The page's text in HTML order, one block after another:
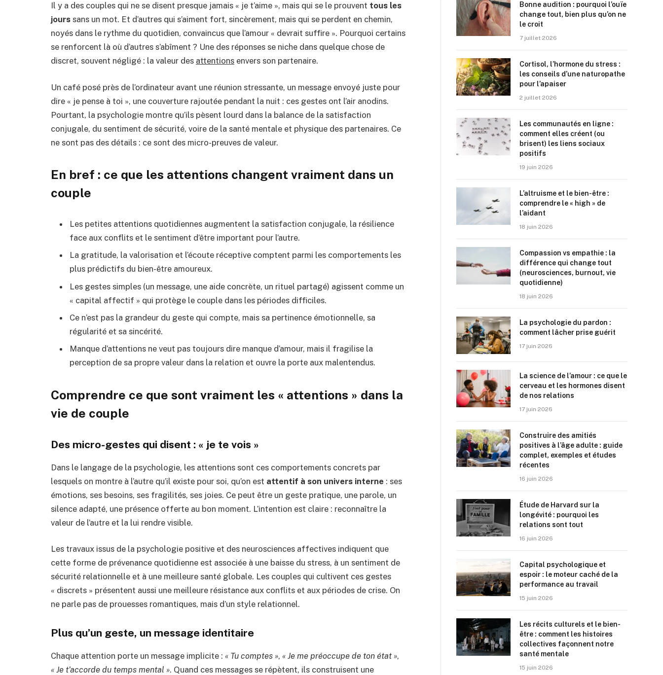
Il y a des couples qui ne se disent presque jamais « je t’aime », mais qui se le prouvent tous les
jours sans un mot. Et d’autres qui s’aiment fort, sincèrement, mais qui se perdent en chemin,
noyés dans le rythme du quotidien, convaincus que l’amour « devrait suffire ». Pourquoi certains
se renforcent là où d’autres s’abîment ? Une des réponses se niche dans quelque chose de
discret, souvent négligé : la valeur des attentions envers son partenaire.
Un café posé près de l’ordinateur avant une réunion stressante, un message envoyé juste pour
dire « je pense à toi », une couverture rajoutée pendant la nuit : ces gestes ont l’air anodins.
Pourtant, la psychologie montre qu’ils pèsent lourd dans la balance de la satisfaction
conjugale, du sentiment de sécurité, voire de la santé mentale et physique des partenaires. Ce
ne sont pas des détails : ce sont des micro-preuves de valeur.
En bref : ce que les attentions changent vraiment dans un
couple
Les petites attentions quotidiennes augmentent la satisfaction conjugale, la résilience
face aux conflits et le sentiment d’être important pour l’autre.
La gratitude, la valorisation et l’écoute réceptive comptent parmi les comportements les
plus prédictifs du bien-être amoureux.
Les gestes simples (un message, une aide concrète, un rituel partagé) agissent comme un
« capital affectif » qui protège le couple dans les périodes difficiles.
Ce n’est pas la grandeur du geste qui compte, mais sa pertinence émotionnelle, sa
régularité et sa sincérité.
Manque d’attentions ne veut pas toujours dire manque d’amour, mais il fragilise la
perception de sa propre valeur dans la relation et ouvre la porte aux malentendus.
Comprendre ce que sont vraiment les « attentions » dans la
vie de couple
Des micro-gestes qui disent : « je te vois »
Dans le langage de la psychologie, les attentions sont ces comportements concrets par
lesquels on montre à l’autre qu’il existe pour soi, qu’on est attentif à son univers interne : ses
émotions, ses besoins, ses fragilités, ses joies. Ce peut être un geste pratique, une parole, un
silence adapté, une présence offerte au bon moment. L’intention est claire : reconnaître la
valeur de l’autre et la lui rendre visible.
Les travaux issus de la psychologie positive et des neurosciences affectives indiquent que
cette forme de prévenance quotidienne est associée à une baisse du stress, à un sentiment de
sécurité relationnelle et à une meilleure santé globale. Les couples qui cultivent ces gestes
« discrets » présentent aussi une meilleure résistance aux conflits et aux périodes de crise. On
ne parle pas de prouesses romantiques, mais d’un style relationnel.
Plus qu’un geste, un message identitaire
Chaque attention porte un message implicite : « Tu comptes », « Je me préoccupe de ton état »,
« Je t’accorde du temps mental ». Quand ces messages se répètent, ils construisent une
Bonne audition : pourquoi l’ouïe
change tout, bien plus qu’on ne
le croit
7 juillet 2026
Cortisol, l’hormone du stress :
les conseils d’une naturopathe
pour l’apaiser
2 juillet 2026
Les communautés en ligne :
comment elles créent (ou
brisent) les liens sociaux
positifs
19 juin 2026
L’altruisme et le bien-être :
comprendre le « high » de
l’aidant
18 juin 2026
Compassion vs empathie : la
différence qui change tout
(neurosciences, burnout, vie
quotidienne)
18 juin 2026
La psychologie du pardon :
comment lâcher prise guérit
17 juin 2026
La science de l’amour : ce que le
cerveau et les hormones disent
de nos relations
17 juin 2026
Construire des amitiés
positives à l’âge adulte : guide
complet, exemples et études
récentes
16 juin 2026
Étude de Harvard sur la
longévité : pourquoi les
relations sont tout
16 juin 2026
Capital psychologique et
espoir : le moteur caché de la
performance au travail
15 juin 2026
Les récits culturels et le bien-
être : comment les histoires
collectives façonnent notre
santé mentale
15 juin 2026